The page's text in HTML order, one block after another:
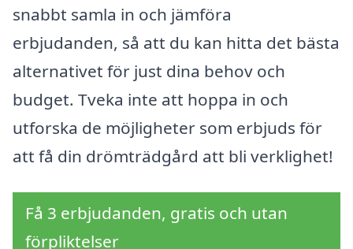
snabbt samla in och jämföra
erbjudanden, så att du kan hitta det bästa
alternativet för just dina behov och
budget. Tveka inte att hoppa in och
utforska de möjligheter som erbjuds för
att få din drömträdgård att bli verklighet!
Få 3 erbjudanden, gratis och utan
förpliktelser